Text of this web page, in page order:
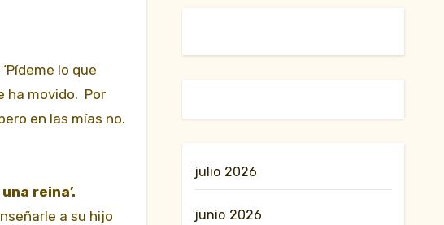
lo que
ha movido. Por
en las mías no.
reina’.
a su hijo
julio 2026
junio 2026